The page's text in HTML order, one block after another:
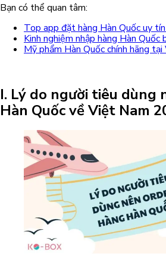
Bạn có thể quan tâm:
Top app đặt hàng Hàn Quốc uy
Kinh nghiệm nhập hàng Hàn
Mỹ phẩm Hàn Quốc chính hãng
I. Lý do người tiêu dùng
Hàn Quốc về Việt Nam